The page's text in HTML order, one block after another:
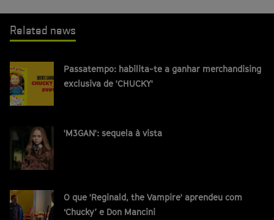
Related news
Passatempo: habilita-te a ganhar merchandising
exclusiva de 'CHUCKY'
'M3GAN': sequela à vista
O que 'Reginald, the Vampire' aprendeu com
‘Chucky’ e Don Mancini